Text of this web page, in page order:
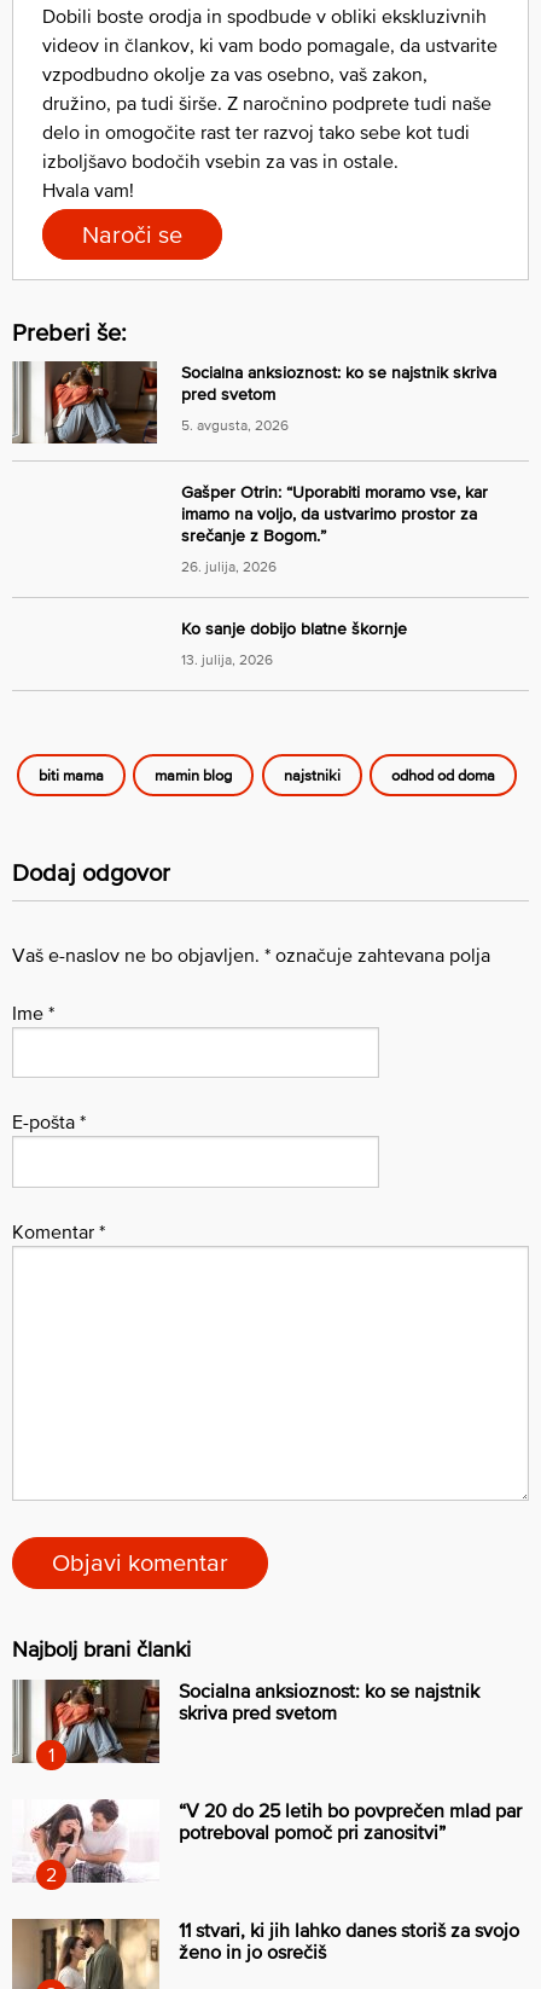
Dobili boste orodja in spodbude v obliki ekskluzivnih
videov in člankov, ki vam bodo pomagale, da ustvarite
vzpodbudno okolje za vas osebno, vaš zakon,
družino, pa tudi širše. Z naročnino podprete tudi naše
delo in omogočite rast ter razvoj tako sebe kot tudi
izboljšavo bodočih vsebin za vas in ostale.
Hvala vam!
Naroči se
Preberi še:
Socialna anksioznost: ko se najstnik skriva
pred svetom
5. avgusta, 2026
Gašper Otrin: “Uporabiti moramo vse, kar
imamo na voljo, da ustvarimo prostor za
srečanje z Bogom.”
26. julija, 2026
Ko sanje dobijo blatne škornje
13. julija, 2026
biti mama mamin blog najstniki odhod od doma
Dodaj odgovor
Vaš e-naslov ne bo objavljen. * označuje zahtevana polja
Ime *
E-pošta *
Komentar *
Najbolj brani članki
Socialna anksioznost: ko se najstnik
skriva pred svetom
“V 20 do 25 letih bo povprečen mlad par
potreboval pomoč pri zanositvi”
11 stvari, ki jih lahko danes storiš za svojo
ženo in jo osrečiš